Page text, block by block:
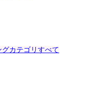
カテゴリすべて